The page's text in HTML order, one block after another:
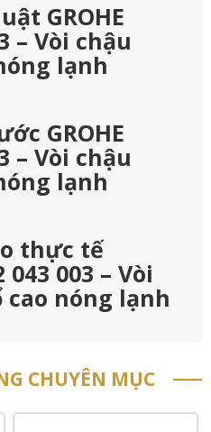
GROHE
– Vòi chậu
lạnh
GROHE
– Vòi chậu
lạnh
thực tế
043 003 – Vòi
cao nóng lạnh
CHUYÊN MỤC